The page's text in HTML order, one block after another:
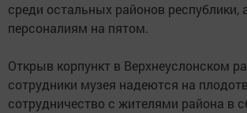
среди остальных районов республики,
персоналиям на пятом.
Открыв корпункт в Верхнеуслонском
сотрудники музея надеются на
сотрудничество с жителями района в